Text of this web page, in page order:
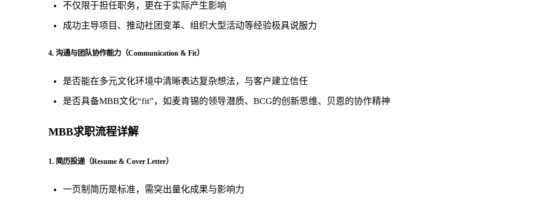
不仅限于担任职务，更在于实际产生影响
成功主导项目、推动社团变革、组织大型活动等经验极具说服力
4. 沟通与团队协作能力（Communication & Fit）
是否能在多元文化环境中清晰表达复杂想法，与客户建立信任
是否具备MBB文化“fit”，如麦肯锡的领导潜质、BCG的创新思维、贝恩的协作精神
MBB求职流程详解
1. 简历投递（Resume & Cover Letter）
一页制简历是标准，需突出量化成果与影响力